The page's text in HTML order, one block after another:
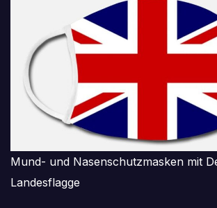
Mund- und Nasenschutzmasken mit
Landesflagge